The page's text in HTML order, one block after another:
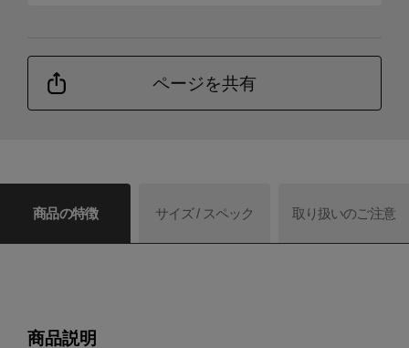
ページを共有
商品の特徴 サイズ / スペック 取り扱いのご注意
商品説明